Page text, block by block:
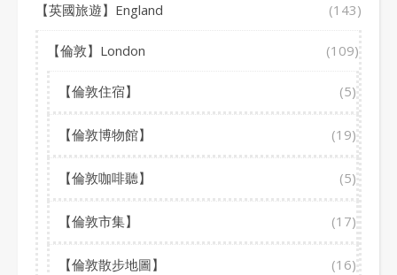
【英國旅遊】England (143)
【倫敦】London (109)
【倫敦住宿】 (5)
【倫敦博物館】 (19)
【倫敦咖啡聽】 (5)
【倫敦市集】 (17)
【倫敦散步地圖】 (16)